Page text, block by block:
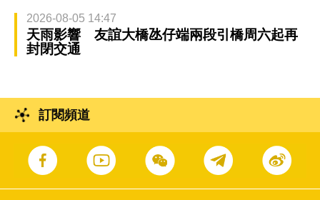
2026-08-05 14:47
天雨影響 友誼大橋氹仔端兩段引橋周六起再
封閉交通
訂閱頻道